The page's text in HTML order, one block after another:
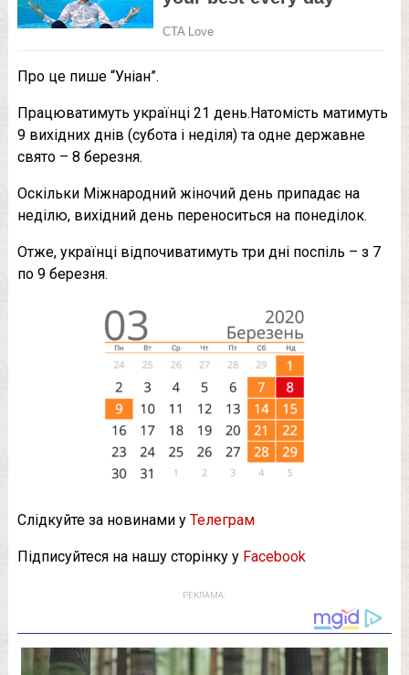
Про це пише “Уніан”.
Працюватимуть українці 21 день.Натомість матимуть
9 вихідних днів (субота і неділя) та одне державне
свято – 8 березня.
Оскільки Міжнародний жіночий день припадає на
неділю, вихідний день переноситься на понеділок.
Отже, українці відпочиватимуть три дні поспіль – з 7
по 9 березня.
Слідкуйте за новинами у Телеграм
Підписуйтеся на нашу сторінку у Facebook
РЕКЛАМА: